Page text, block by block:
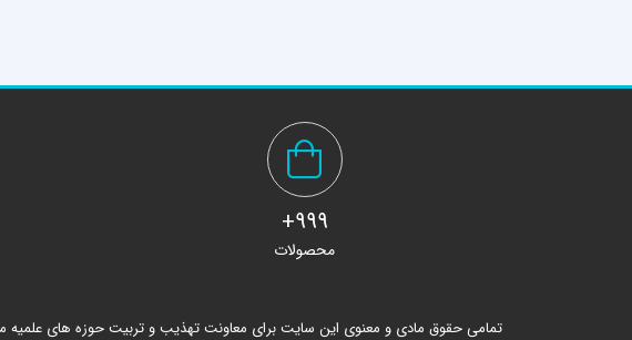
999+
محصولات
تمامی حقوق مادی و معنوی این سایت برای معاونت تهذیب و تربیت حوزه های